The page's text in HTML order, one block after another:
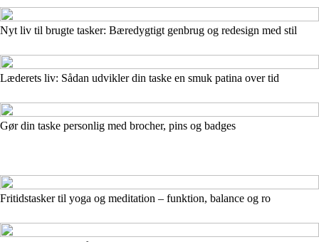
Nyt liv til brugte tasker: Bæredygtigt genbrug og redesign med stil
Læderets liv: Sådan udvikler din taske en smuk patina over tid
Gør din taske personlig med brocher, pins og badges
Fritidstasker til yoga og meditation – funktion, balance og ro